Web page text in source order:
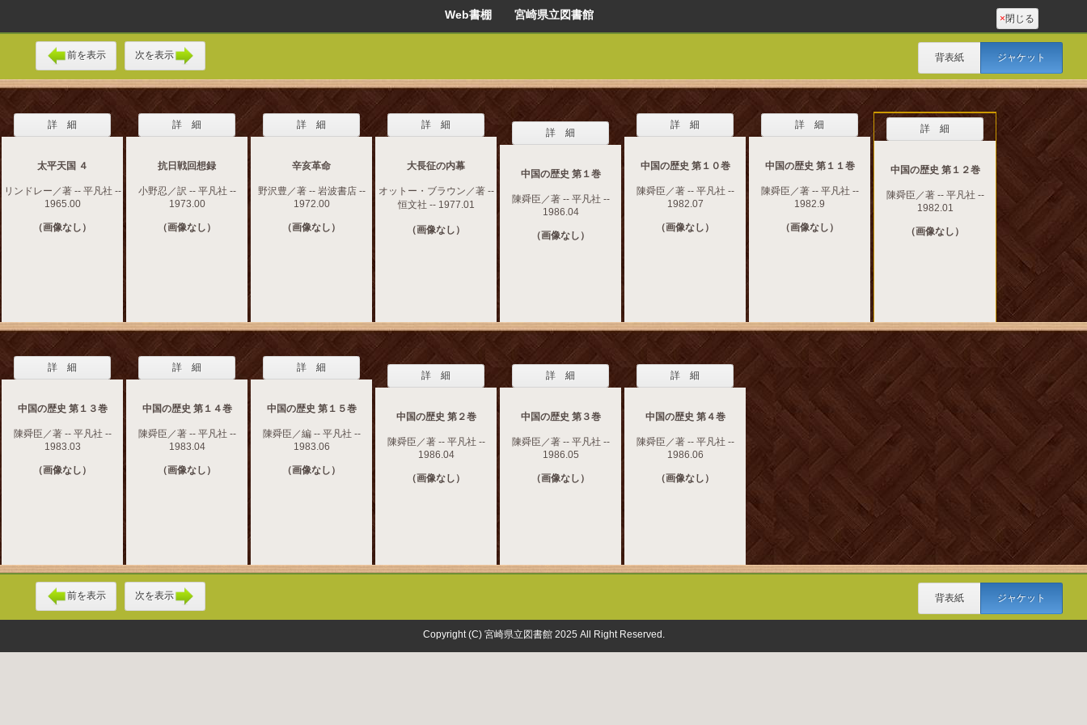
Web書棚 宮崎県立図書館 ×閉じる
前を表示 次を表示 背表紙 ジャケット
詳 細
太平天国 ４
リンドレー／著 -- 平凡社 --
1965.00
（画像なし）
詳 細
抗日戦回想録
小野忍／訳 -- 平凡社 --
1973.00
（画像なし）
詳 細
辛亥革命
野沢豊／著 -- 岩波書店 --
1972.00
（画像なし）
詳 細
大長征の内幕
オットー・ブラウン／著 --
恒文社 -- 1977.01
（画像なし）
詳 細
中国の歴史 第１巻
陳舜臣／著 -- 平凡社 --
1986.04
（画像なし）
詳 細
中国の歴史 第１０巻
陳舜臣／著 -- 平凡社 --
1982.07
（画像なし）
詳 細
中国の歴史 第１１巻
陳舜臣／著 -- 平凡社 --
1982.9
（画像なし）
詳 細
中国の歴史 第１２巻
陳舜臣／著 -- 平凡社 --
1982.01
（画像なし）
詳 細
中国の歴史 第１３巻
陳舜臣／著 -- 平凡社 --
1983.03
（画像なし）
詳 細
中国の歴史 第１４巻
陳舜臣／著 -- 平凡社 --
1983.04
（画像なし）
詳 細
中国の歴史 第１５巻
陳舜臣／編 -- 平凡社 --
1983.06
（画像なし）
詳 細
中国の歴史 第２巻
陳舜臣／著 -- 平凡社 --
1986.04
（画像なし）
詳 細
中国の歴史 第３巻
陳舜臣／著 -- 平凡社 --
1986.05
（画像なし）
詳 細
中国の歴史 第４巻
陳舜臣／著 -- 平凡社 --
1986.06
（画像なし）
前を表示 次を表示 背表紙 ジャケット
Copyright (C) 宮崎県立図書館 2025 All Right Reserved.